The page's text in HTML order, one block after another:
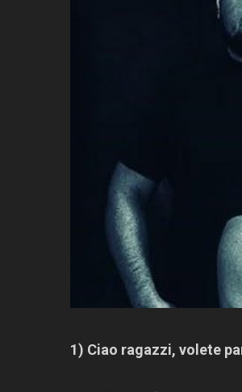
1) Ciao ragazzi, volete